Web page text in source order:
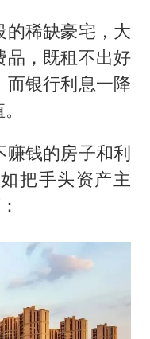
的稀缺豪宅，大
品，既租不出好
而银行利息一降
赚钱的房子和利
把手头资产主